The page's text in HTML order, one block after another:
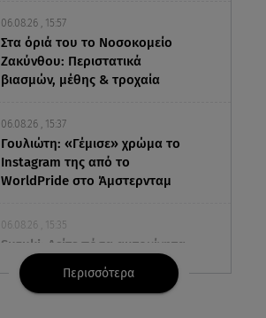
06.08.26 , 15:57
Στα όριά του το Νοσοκομείο
Ζακύνθου: Περιστατικά
βιασμών, μέθης & τροχαία
06.08.26 , 15:37
Γουλιώτη: «Γέμισε» χρώμα το
Instagram της από το
WorldPride στο Άμστερνταμ
06.08.26 , 15:35
Suzuki: Δείτε πόσα αυτοκίνητα
πούλησε
Περισσότερα